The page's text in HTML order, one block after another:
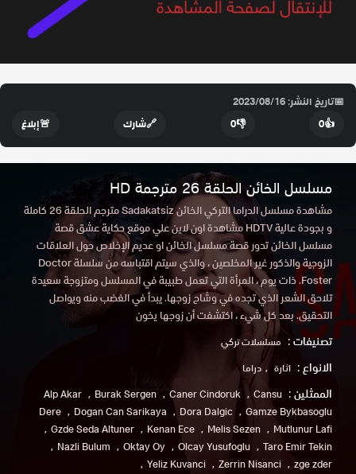
📅تاريخ النشر: 2023/08/16
👍
0
👎
0
🔗شارك 🚨إبلاغ
مسلسل الخائن الحلقة 26 مترجمة HD
مشاهدة مسلسل الدراما التركي الخائن Sadakatsiz مترجم الحلقة 26 كاملة
و بجودة عالية HDTV مشاهدة اون لاين علي موقع حكاية عشق قصة
مسلسل الخائن تدور قصة مسلسل الخائن او عديم الإخلاص حول العلاقات
الزوجية والذكور غير المخلصين ، والذي سيتم اقتباسه من سلسلة Doctor
Foster. ذات يوم ، المرأة التي تعمل طبيبة في المسلسل ومتزوجة سعيدة
تلاحق الشعر الذي تجده في وشاح زوجها. يبدأ في الغضب منه ويواصل
التحقيق. بعد كل شيء ، اكتشفت أن زوجها يخون
تصنيفات : مسلسلات تركي
الانواع : اثارة دراما
الممثلين : Alp Akar Burak Sergen Caner Cindoruk
Cansu
Dere
Dogan Can Sarikaya Dora Dalgic
Gamze Bykbasoglu
Gzde Seda Altuner
Kenan Ece Melis Sezen
Mutlunur Lafi
Nazli Bulum
Oktay Oy Olcay Yusufoglu
Taro Emir Tekin
Yeliz Kuvanci
Zerrin Nisanci zge zder